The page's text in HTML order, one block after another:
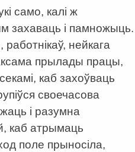
само, калі ж
захаваць і памножыць.
нейкага
прылады працы,
каб захоўваць
своечасова
і разумна
каб атрымаць
поле прыносіла,